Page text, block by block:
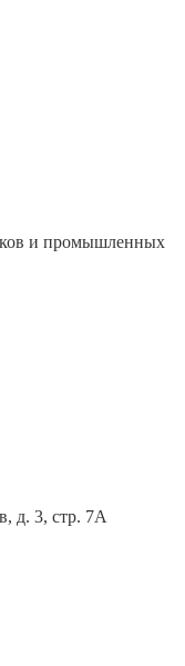
и промышленных
д. 3, стр. 7А